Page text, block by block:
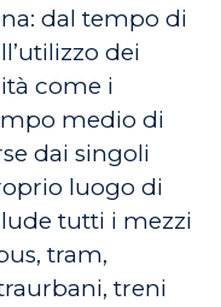
dal tempo di
dei
come i
medio di
dai singoli
luogo di
tutti i mezzi
tram,
treni